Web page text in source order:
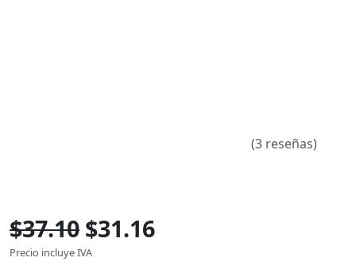
(3 reseñas)
$37.10 $31.16
Precio incluye IVA